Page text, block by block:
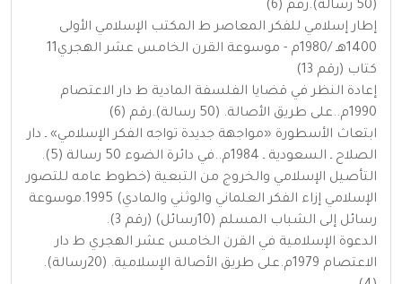
(50 رسالة).رقم (6)
إطار إسلامي للفكر المعاصر ط المكتب الإسلامي الأولى
1400هـ /1980م - موسوعة القرن الخامس عشر الهجري11
كتاب (رقم 13)
إعادة النظر في قضايا الفلسفة المادية ط دار الاعتصام
1990م..على طريق الأصالة. (50 رسالة).رقم (6)
ابتعاث الأسطورة «مواجهة جديدة تواجه الفكر الإسلامي» ـ دار
الصلاح ـ السعودية ـ 1984م..في دائرة الضوء 50 رسالة (5).
التأصيل الإسلامي والخروج من التبعية (خطوط عامه للتصور
الإسلامي إزاء الفكر العلماني والوثني والمادي) 1995.موسوعة
رسائل إلى الشباب المسلم (10رسائل) (رقم 3).
الدعوة الإسلامية في القرن الخامس عشر الهجري ط دار
الاعتصام 1979م.على طريق الأصالة الإسلامية. (20رسالة).